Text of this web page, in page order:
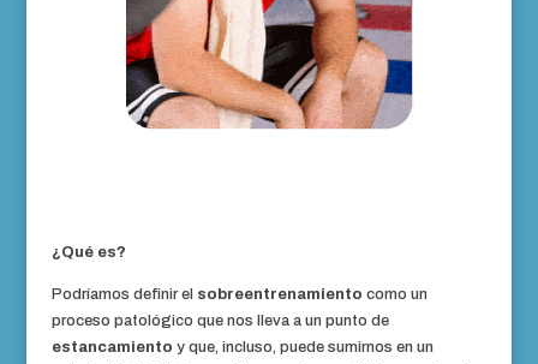
¿Qué es?
Podríamos definir el sobreentrenamiento como un
proceso patológico que nos lleva a un punto de
estancamiento y que, incluso, puede sumirnos en un